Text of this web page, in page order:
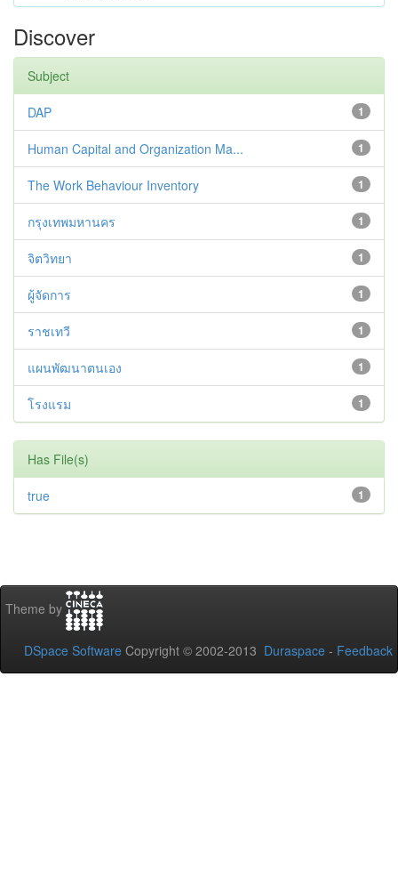
Discover
Subject
1
DAP
1
Human Capital and Organization Ma...
1
The Work Behaviour Inventory
1
กรุงเทพมหานคร
1
จิตวิทยา
1
ผู้จัดการ
1
ราชเทวี
1
แผนพัฒนาตนเอง
1
โรงแรม
Has File(s)
1
true
Theme by
DSpace Software Copyright © 2002-2013 Duraspace - Feedback